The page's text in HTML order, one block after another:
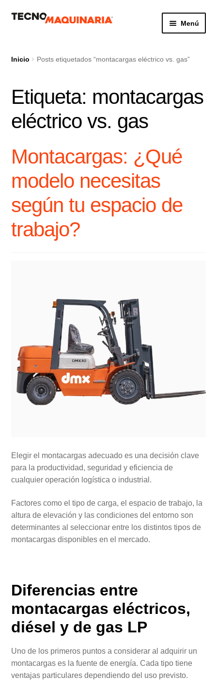
IrIr
Menú
Productos
Nosotros
Inicio Posts etiquetados “montacargas eléctrico vs. gas”
Etiqueta: montacargas
eléctrico vs. gas
Montacargas: ¿Qué
modelo necesitas
según tu espacio de
trabajo?
Elegir el montacargas adecuado es una decisión clave
para la productividad, seguridad y eficiencia de
cualquier operación logística o industrial.
Factores como el tipo de carga, el espacio de trabajo, la
altura de elevación y las condiciones del entorno son
determinantes al seleccionar entre los distintos tipos de
montacargas disponibles en el mercado.
Diferencias entre
montacargas eléctricos,
diésel y de gas LP
Uno de los primeros puntos a considerar al adquirir un
montacargas es la fuente de energía. Cada tipo tiene
ventajas particulares dependiendo del uso previsto.